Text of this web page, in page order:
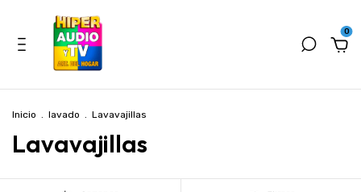
0
Inicio . lavado . Lavavajillas
Lavavajillas